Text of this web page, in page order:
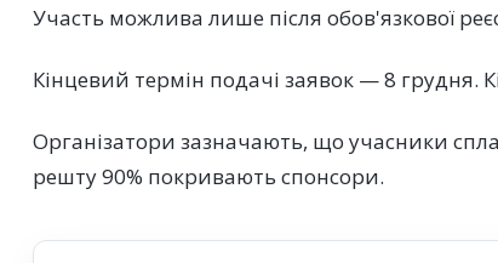
Участь можлива лише після обов'язкової
Кінцевий термін подачі заявок — 8 грудня.
Організатори зазначають, що учасники
решту 90% покривають спонсори.